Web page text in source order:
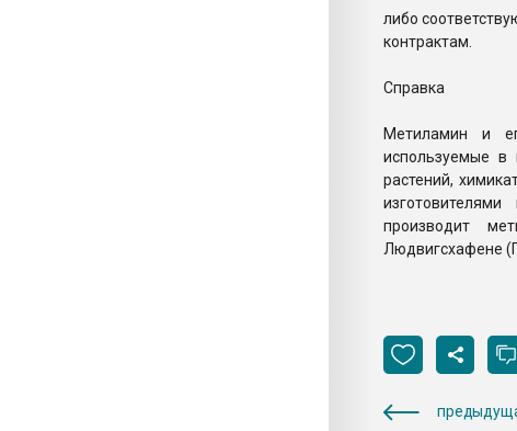
либо
контрактам.
Справка
Метиламин и
используемые в
растений,
производит
Людвигсхафене